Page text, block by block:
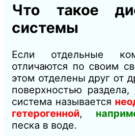
Что такое
системы
Если отдельные
отличаются по своим
этом отделены друг от
поверхностью раздела,
система называется
гетерогенной,
песка в воде.